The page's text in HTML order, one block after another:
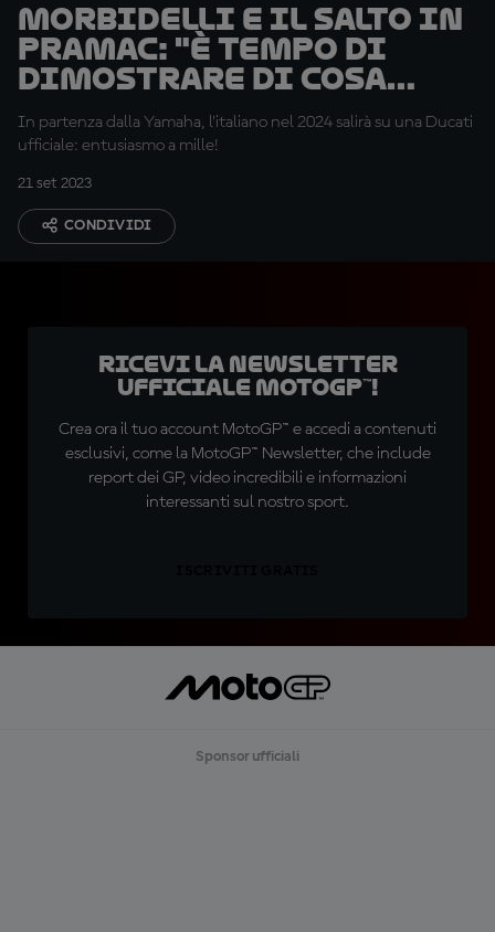
Morbidelli e il salto in
Pramac: "È tempo di
dimostrare di cosa
sono capace"
In partenza dalla Yamaha, l'italiano nel 2024 salirà su una Ducati
ufficiale: entusiasmo a mille!
21 set 2023
CONDIVIDI
Ricevi la newsletter
ufficiale MotoGP™!
Crea ora il tuo account MotoGP™ e accedi a contenuti
esclusivi, come la MotoGP™ Newsletter, che include
report dei GP, video incredibili e informazioni
interessanti sul nostro sport.
Sponsor ufficiali